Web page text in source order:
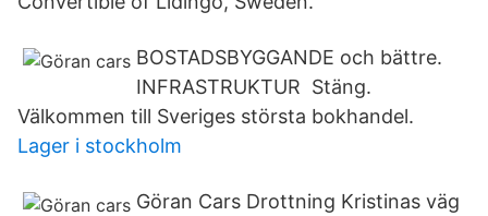
BOSTADSBYGGANDE och bättre.
INFRASTRUKTUR Stäng.
Välkommen till Sveriges största bokhandel.
Lager i stockholm
Göran Cars Drottning Kristinas väg